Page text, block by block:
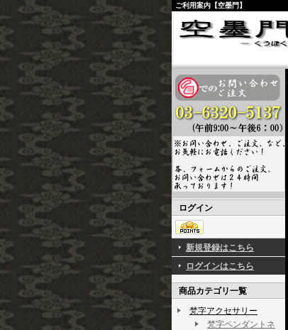
ご利用案内【空墨門】
ログイン
新規登録はこちら
ログインはこちら
商品カテゴリ一覧
梵字アクセサリー
梵字ペンダントネ